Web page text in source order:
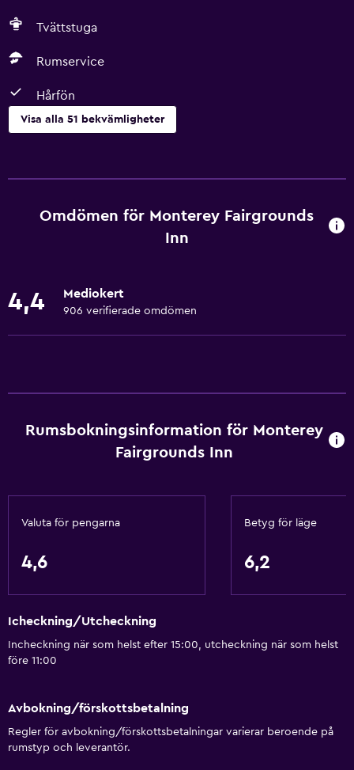
Tvättstuga
Rumservice
Hårfön
Visa alla 51 bekvämligheter
Gratis WiFi
Wifi tillgängligt i alla områden
Fläkt
Gratis toalettartiklar
Kroppstvål
Badrum
Dusch
Toalettpapper
Walk-in-dusch
Tillgänglighet och lämplighet
Omdömen för Monterey Fairgrounds
Inn
4,4 Mediokert
906 verifierade omdömen
Rumsbokningsinformation för Monterey
Fairgrounds Inn
Valuta för pengarna
4,6
Betyg för läge
6,2
Icheckning/Utcheckning
Incheckning när som helst efter 15:00, utcheckning när som helst
före 11:00
Avbokning/förskottsbetalning
Regler för avbokning/förskottsbetalningar varierar beroende på
rumstyp och leverantör.